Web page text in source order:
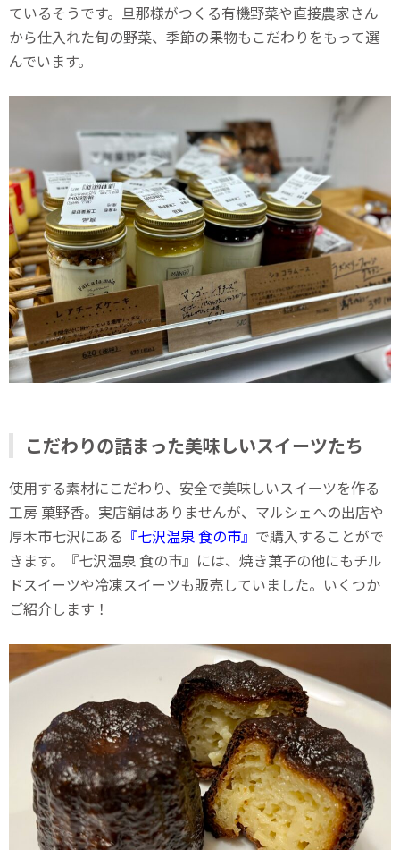
ているそうです。旦那様がつくる有機野菜や直接農家さん
から仕入れた旬の野菜、季節の果物もこだわりをもって選
んでいます。
こだわりの詰まった美味しいスイーツたち
使用する素材にこだわり、安全で美味しいスイーツを作る
工房 菓野香。実店舗はありませんが、マルシェへの出店や
厚木市七沢にある 『七沢温泉 食の市』 で購入することがで
きます。『七沢温泉 食の市』には、焼き菓子の他にもチル
ドスイーツや冷凍スイーツも販売していました。いくつか
ご紹介します！